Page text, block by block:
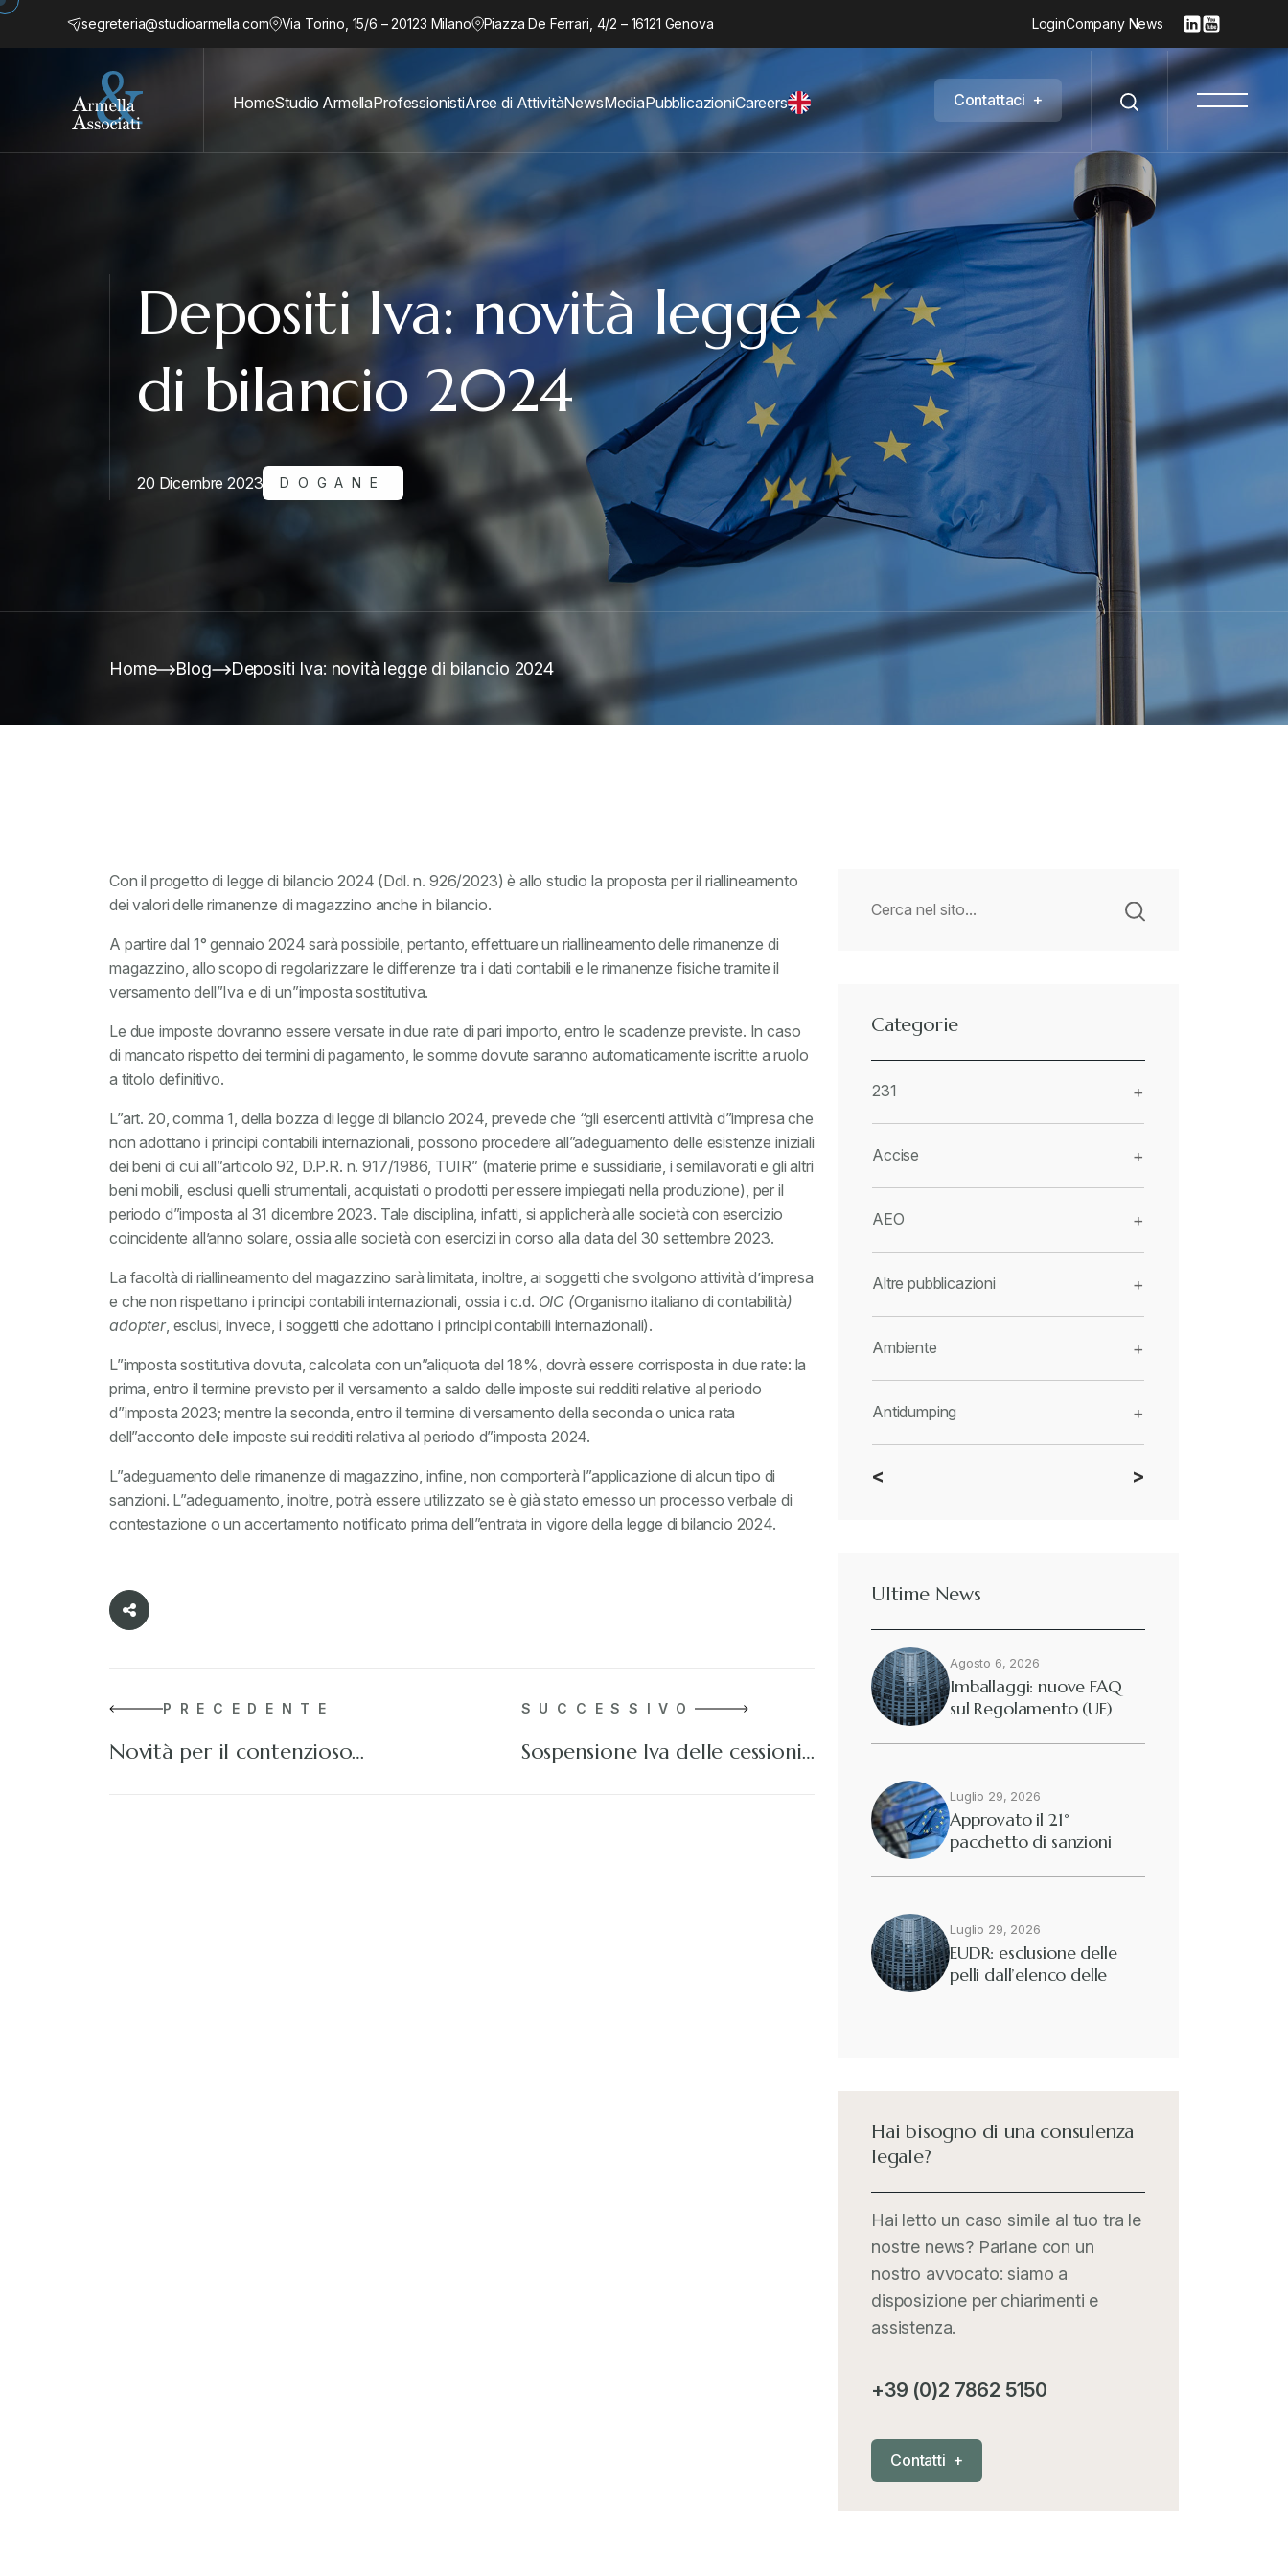
segreteria@studioarmella.com Via Torino, 15/6 – 20123 Milano Piazza De Ferrari, 4/2 – 16121 Genova LoginCompany News
HomeStudio ArmellaProfessionistiAree di AttivitàNewsMediaPubblicazioniCareers Contattaci +
Depositi Iva: novità legge
di bilancio 2024
20 Dicembre 2023 DOGANE
Home Blog Depositi Iva: novità legge di bilancio 2024
Con il progetto di legge di bilancio 2024 (Ddl. n. 926/2023) è allo studio la proposta per il riallineamento
dei valori delle rimanenze di magazzino anche in bilancio.
A partire dal 1° gennaio 2024 sarà possibile, pertanto, effettuare un riallineamento delle rimanenze di
magazzino, allo scopo di regolarizzare le differenze tra i dati contabili e le rimanenze fisiche tramite il
versamento dell”Iva e di un”imposta sostitutiva.
Le due imposte dovranno essere versate in due rate di pari importo, entro le scadenze previste. In caso
di mancato rispetto dei termini di pagamento, le somme dovute saranno automaticamente iscritte a ruolo
a titolo definitivo.
L”art. 20, comma 1, della bozza di legge di bilancio 2024, prevede che “gli esercenti attività d”impresa che
non adottano i principi contabili internazionali, possono procedere all”adeguamento delle esistenze iniziali
dei beni di cui all”articolo 92, D.P.R. n. 917/1986, TUIR” (materie prime e sussidiarie, i semilavorati e gli altri
beni mobili, esclusi quelli strumentali, acquistati o prodotti per essere impiegati nella produzione), per il
periodo d”imposta al 31 dicembre 2023. Tale disciplina, infatti, si applicherà alle società con esercizio
coincidente all’anno solare, ossia alle società con esercizi in corso alla data del 30 settembre 2023.
La facoltà di riallineamento del magazzino sarà limitata, inoltre, ai soggetti che svolgono attività d’impresa
e che non rispettano i principi contabili internazionali, ossia i c.d. OIC (Organismo italiano di contabilità)
adopter, esclusi, invece, i soggetti che adottano i principi contabili internazionali).
L”imposta sostitutiva dovuta, calcolata con un”aliquota del 18%, dovrà essere corrisposta in due rate: la
prima, entro il termine previsto per il versamento a saldo delle imposte sui redditi relative al periodo
d”imposta 2023; mentre la seconda, entro il termine di versamento della seconda o unica rata
dell”acconto delle imposte sui redditi relativa al periodo d”imposta 2024.
L”adeguamento delle rimanenze di magazzino, infine, non comporterà l”applicazione di alcun tipo di
sanzioni. L”adeguamento, inoltre, potrà essere utilizzato se è già stato emesso un processo verbale di
contestazione o un accertamento notificato prima dell”entrata in vigore della legge di bilancio 2024.
PRECEDENTE
Novità per il contenzioso…
SUCCESSIVO
Sospensione Iva delle cessioni…
Categorie
231 +
Accise +
AEO +
Altre pubblicazioni +
Ambiente +
Antidumping +
CBAM +
Deforestazione
Diritto tributario internazionale
Dogane
Eutekne
Fisco e tributi
Guide e Manuali
Iva comunitaria e nazionale
MementoPiù - Giuffré
Nautica
< >
Ultime News
Agosto 6, 2026
Imballaggi: nuove FAQ
sul Regolamento (UE)
Luglio 29, 2026
Approvato il 21°
pacchetto di sanzioni
Luglio 29, 2026
EUDR: esclusione delle
pelli dall’elenco delle
Hai bisogno di una consulenza
legale?
Hai letto un caso simile al tuo tra le
nostre news? Parlane con un
nostro avvocato: siamo a
disposizione per chiarimenti e
assistenza.
+39 (0)2 7862 5150
Contatti +